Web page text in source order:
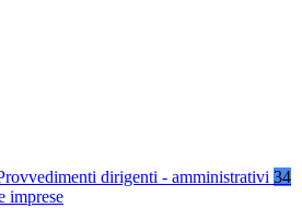
dirigenti - amministrativi 34
imprese